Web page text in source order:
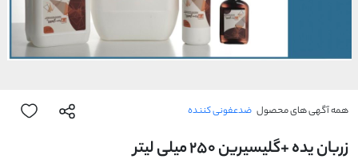
همه آگهی های محصول ضدعفونی کننده
زربان یده +گلیسیرین 250 میلی لیتر